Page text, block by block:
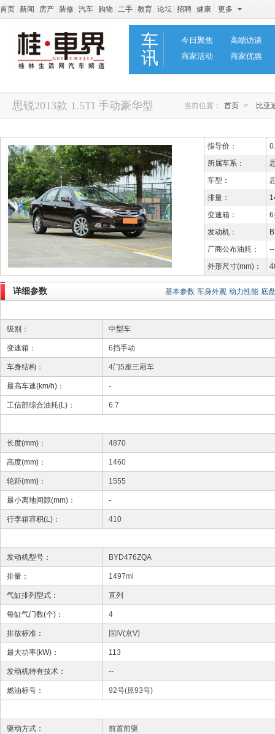
首页 新闻 房产 装修 汽车 购物 二手 教育 论坛 招聘 健康 更多
车
讯
今日聚焦
高端访谈
商家活动
商家优惠
思锐2013款 1.5TI 手动豪华型 当前位置： 首页 > 比亚
指导价：
所属车系：
车型：
排量：
变速箱：
6
发动机：
厂商公布油耗：
--
外形尺寸(mm)：
基本参数 车身外观 动力性能 底
详细参数
级别： 中型车
变速箱： 6挡手动
车身结构： 4门5座三厢车
最高车速(km/h)： -
工信部综合油耗(L)： 6.7
长度(mm)： 4870
高度(mm)： 1460
轮距(mm)： 1555
最小离地间隙(mm)： -
行李箱容积(L)： 410
发动机型号： BYD476ZQA
排量： 1497ml
气缸排列型式： 直列
每缸气门数(个)： 4
排放标准： 国IV(京V)
最大功率(kW)： 113
发动机特有技术： --
燃油标号： 92号(原93号)
驱动方式： 前置前驱